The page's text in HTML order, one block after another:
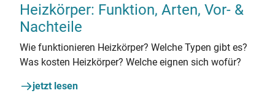
Heizkörper: Funktion, Arten, Vor- &
Nachteile
Wie funktionieren Heizkörper? Welche Typen gibt es?
Was kosten Heizkörper? Welche eignen sich wofür?
jetzt lesen